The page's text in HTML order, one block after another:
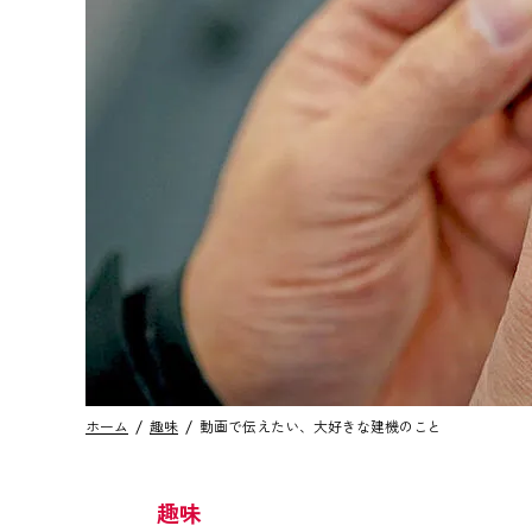
ホーム 趣味 動画で伝えたい、大好きな建機のこと
趣味